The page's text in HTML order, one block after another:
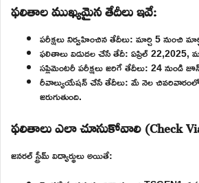
ఫలితాల ముఖ్యమైన తేదీలు ఇవే:
పరీక్షలు నిర్వహించిన తేదీలు: మార్చి 5 నుంచి
ఫలితాలు విడుదల చేసే తేదీ: ఏప్రిల్ 22,2025,
సప్లిమెంటరీ పరీక్షలు జరిగే తేదీలు: 24 నుండి
రీవాల్యుయేషన్ చేసే తేదీలు: మే నెల
జరుగుతుంది.
ఫలితాలు ఎలా చూసుకోవాలి (Check
జనరల్ స్ట్రీమ్ విద్యార్థులు అయితే: